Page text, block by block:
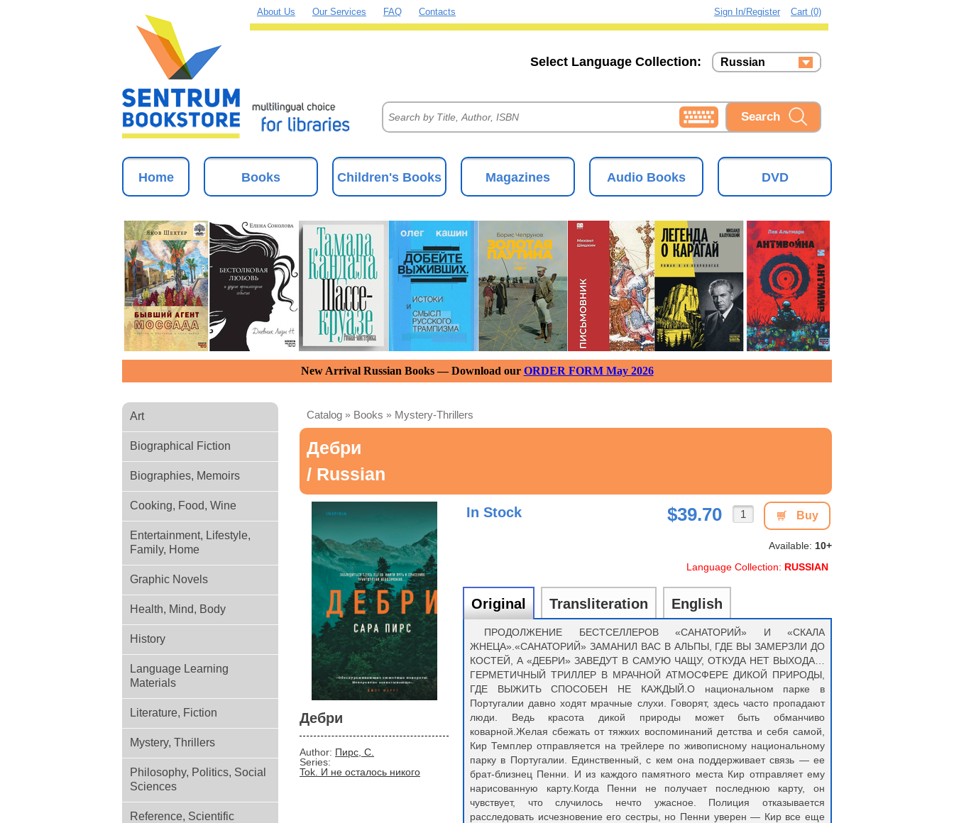
About Us Our Services FAQ Contacts Cart (0)
Sign In/Register
Russian
Ukrainian
Select Language Collection:
Home Books Children's Books Magazines Audio Books DVD
New Arrival Russian Books — Download our ORDER FORM May 2026
Art
Biographical Fiction
Biographies, Memoirs
Cooking, Food, Wine
Entertainment, Lifestyle,
Family, Home
Graphic Novels
Health, Mind, Body
History
Language Learning
Materials
Literature, Fiction
Mystery, Thrillers
Philosophy, Politics, Social
Sciences
Reference, Scientific
Catalog » Books » Mystery-Thrillers
Дебри
/ Russian
Дебри
Author: Пирс, С.
Series:
Tok. И не осталось никого
In Stock Buy
$39.70
Available: 10+
Language Collection: RUSSIAN
Original Transliteration English
ПРОДОЛЖЕНИЕ БЕСТСЕЛЛЕРОВ «САНАТОРИЙ» И «СКАЛА
ЖНЕЦА».«САНАТОРИЙ» ЗАМАНИЛ ВАС В АЛЬПЫ, ГДЕ ВЫ ЗАМЕРЗЛИ ДО
КОСТЕЙ, А «ДЕБРИ» ЗАВЕДУТ В САМУЮ ЧАЩУ, ОТКУДА НЕТ ВЫХОДА…
ГЕРМЕТИЧНЫЙ ТРИЛЛЕР В МРАЧНОЙ АТМОСФЕРЕ ДИКОЙ ПРИРОДЫ,
ГДЕ ВЫЖИТЬ СПОСОБЕН НЕ КАЖДЫЙ.О национальном парке в
Португалии давно ходят мрачные слухи. Говорят, здесь часто пропадают
люди. Ведь красота дикой природы может быть обманчиво
коварной.Желая сбежать от тяжких воспоминаний детства и себя самой,
Кир Темплер отправляется на трейлере по живописному национальному
парку в Португалии. Единственный, с кем она поддерживает связь — ее
брат-близнец Пенни. И из каждого памятного места Кир отправляет ему
нарисованную карту.Когда Пенни не получает последнюю карту, он
чувствует, что случилось нечто ужасное. Полиция отказывается
расследовать исчезновение его сестры, но Пенни уверен — Кир все еще